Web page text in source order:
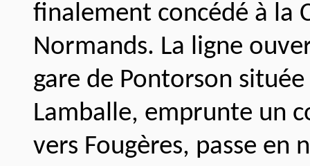
finalement concédé à la
Normands. La ligne
gare de Pontorson
Lamballe, emprunte un
vers Fougères, passe en